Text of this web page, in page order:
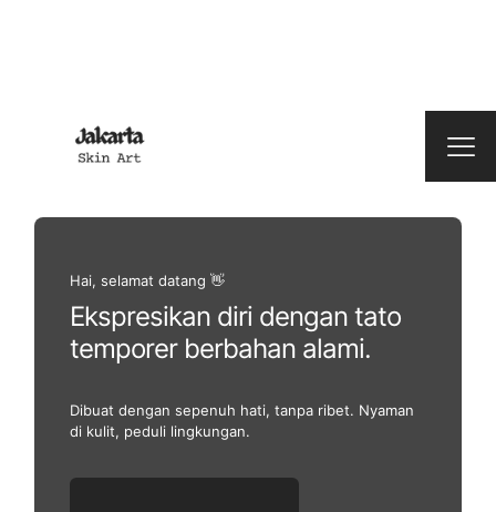
Hai, selamat datang 👋
Ekspresikan diri dengan tato
temporer berbahan alami.
Dibuat dengan sepenuh hati, tanpa ribet. Nyaman
di kulit, peduli lingkungan.